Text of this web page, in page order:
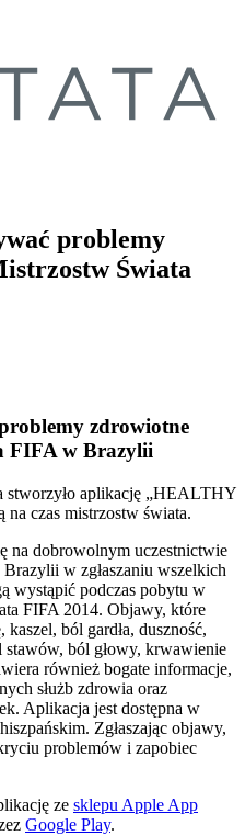
problemy
Świata
zdrowiotne
FIFA w Brazylii
aplikację „HEALTHY
czas mistrzostw świata.
na dobrowolnym uczestnictwie
w zgłaszaniu wszelkich
wystąpić podczas pobytu w
FIFA 2014. Objawy, które
ból gardła, duszność,
ból głowy, krwawienie
również bogate informacje,
służb zdrowia oraz
Aplikacja jest dostępna w
Zgłaszając objawy,
problemów i zapobiec
ze sklepu Apple App
Google Play.